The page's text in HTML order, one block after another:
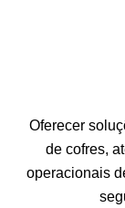
Oferecer
de cofres,
operacionais